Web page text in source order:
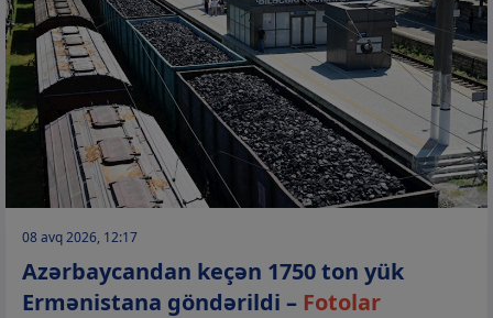
08 avq 2026, 12:17
Azərbaycandan keçən 1750 ton yük
Ermənistana göndərildi – Fotolar